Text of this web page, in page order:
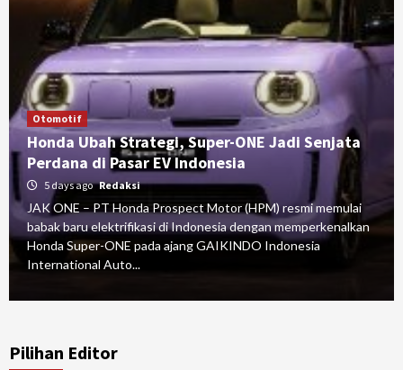
Otomotif
Honda Ubah Strategi, Super-ONE Jadi Senjata
Perdana di Pasar EV Indonesia
5 days ago Redaksi
JAK ONE – PT Honda Prospect Motor (HPM) resmi memulai
babak baru elektrifikasi di Indonesia dengan memperkenalkan
Honda Super-ONE pada ajang GAIKINDO Indonesia
International Auto...
Pilihan Editor